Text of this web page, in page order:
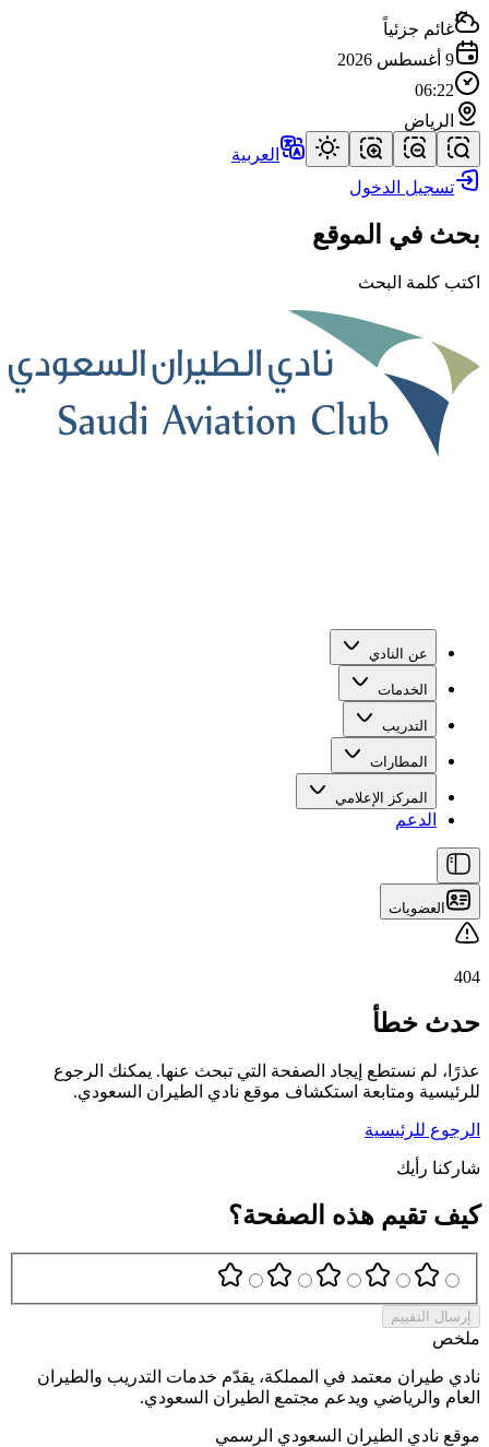
غائم جزئياً
9 أغسطس 2026
06:22
الرياض
العربية
تسجيل الدخول
بحث في الموقع
اكتب كلمة البحث
عن النادي
الخدمات
التدريب
المطارات
المركز الإعلامي
الدعم
العضويات
404
حدث خطأ
عذرًا، لم نستطع إيجاد الصفحة التي تبحث عنها. يمكنك الرجوع
للرئيسية ومتابعة استكشاف موقع نادي الطيران السعودي.
الرجوع للرئيسية
شاركنا رأيك
كيف تقيم هذه الصفحة؟
إرسال التقييم
ملخص
نادي طيران معتمد في المملكة، يقدّم خدمات التدريب والطيران
العام والرياضي ويدعم مجتمع الطيران السعودي.
موقع نادي الطيران السعودي الرسمي